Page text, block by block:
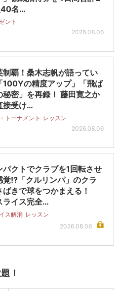
名…
ント
2026.08.06
制覇！桑木志帆が語ってい
100Yの精度アップ」「飛ば
秘密」を再録！ 藤田寛之か
接受け…
トーナメント レッスン
2026.08.06
パクトでクラブを1回転させ
覚!?「クルリンパ」のクラ
ばきで球をつかまえる！
ライス完全…
ス解消 レッスン
2026.08.06
！